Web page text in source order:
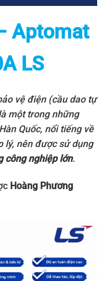
Aptomat
LS
vệ điện (cầu dao tự
một trong những
Quốc, nổi tiếng về
lý, nên được sử dụng
công nghiệp lớn.
Hoàng Phương